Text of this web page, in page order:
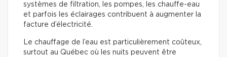
systèmes de filtration, les pompes, les chauffe-eau
et parfois les éclairages contribuent à augmenter la
facture d’électricité.
Le chauffage de l’eau est particulièrement coûteux,
surtout au Québec où les nuits peuvent être